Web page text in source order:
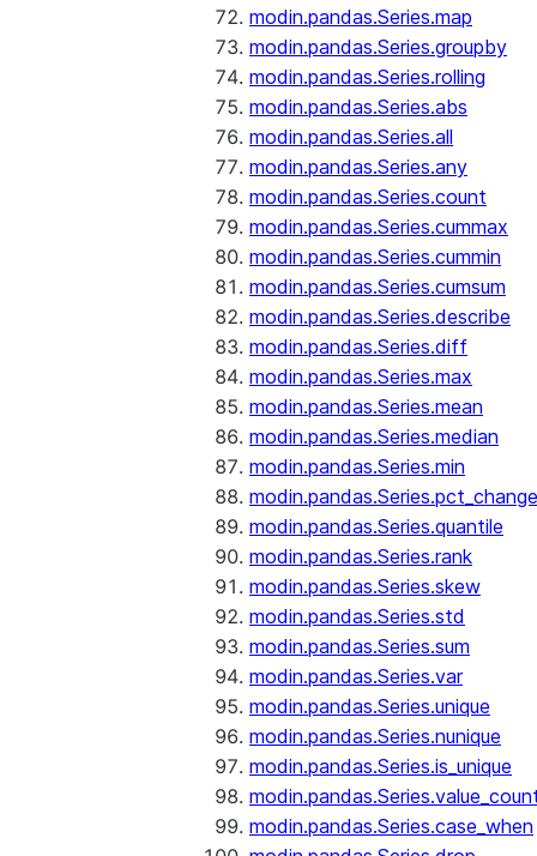
modin.pandas.Series.map
modin.pandas.Series.groupby
modin.pandas.Series.rolling
modin.pandas.Series.abs
modin.pandas.Series.all
modin.pandas.Series.any
modin.pandas.Series.count
modin.pandas.Series.cummax
modin.pandas.Series.cummin
modin.pandas.Series.cumsum
modin.pandas.Series.describe
modin.pandas.Series.diff
modin.pandas.Series.max
modin.pandas.Series.mean
modin.pandas.Series.median
modin.pandas.Series.min
modin.pandas.Series.pct_change
modin.pandas.Series.quantile
modin.pandas.Series.rank
modin.pandas.Series.skew
modin.pandas.Series.std
modin.pandas.Series.sum
modin.pandas.Series.var
modin.pandas.Series.unique
modin.pandas.Series.nunique
modin.pandas.Series.is_unique
modin.pandas.Series.case_when